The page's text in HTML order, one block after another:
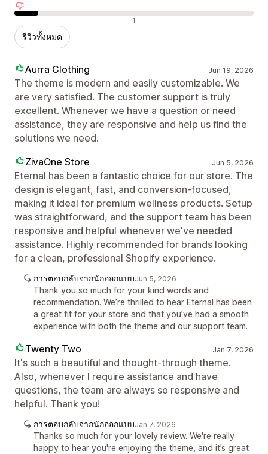
1
รีวิวทั้งหมด
Aurra Clothing Jun 19, 2026
The theme is modern and easily customizable. We
are very satisfied. The customer support is truly
excellent. Whenever we have a question or need
assistance, they are responsive and help us find the
solutions we need.
ZivaOne Store
Jun 5, 2026
Eternal has been a fantastic choice for our store. The
design is elegant, fast, and conversion-focused,
making it ideal for premium wellness products. Setup
was straightforward, and the support team has been
responsive and helpful whenever we've needed
assistance. Highly recommended for brands looking
for a clean, professional Shopify experience.
การตอบกลับจากนักออกแบบJun 5, 2026
Thank you so much for your kind words and
recommendation. We’re thrilled to hear Eternal has been
a great fit for your store and that you’ve had a smooth
experience with both the theme and our support team.
Twenty Two Jan 7, 2026
It's such a beautiful and thought-through theme.
Also, whenever I require assistance and have
questions, the team are always so responsive and
helpful. Thank you!
การตอบกลับจากนักออกแบบJan 7, 2026
Thanks so much for your lovely review. We're really
happy to hear you're enjoying the theme, and it’s great